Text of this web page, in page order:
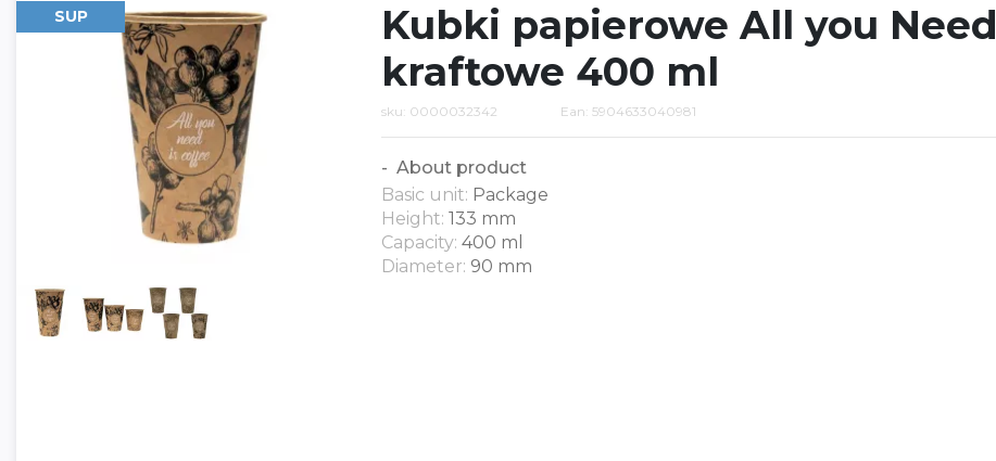
SUP
Kubki papierowe All you Need
kraftowe 400 ml
sku: 0000032342 Ean: 5904633040981
About product
Basic unit: Package
Height: 133 mm
Capacity: 400 ml
Diameter: 90 mm